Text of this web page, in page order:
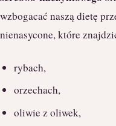
wzbogacać naszą dietę
nienasycone, które
rybach,
orzechach,
oliwie z oliwek,